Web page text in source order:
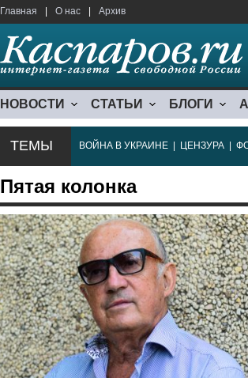
Главная О нас Архив
НОВОСТИ СТАТЬИ БЛОГИ
ТЕМЫ ВОЙНА В УКРАИНЕ ЦЕНЗУРА
Пятая колонка